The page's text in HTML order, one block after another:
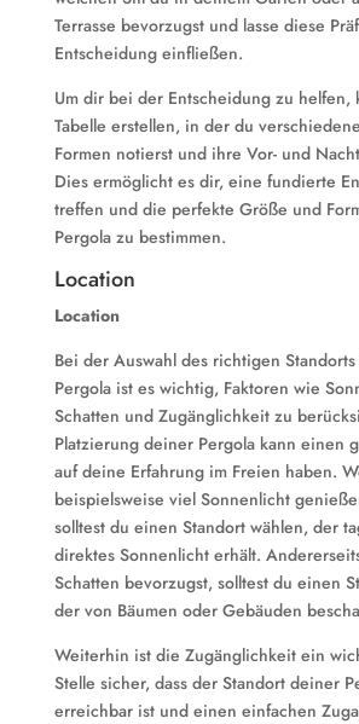
Terrasse bevorzugst und lasse diese
Entscheidung einfließen.
Um dir bei der Entscheidung zu helfen,
Tabelle erstellen, in der du
Formen notierst und ihre Vor- und
Dies ermöglicht es dir, eine fundierte
treffen und die perfekte Größe und
Pergola zu bestimmen.
Location
Location
Bei der Auswahl des richtigen
Pergola ist es wichtig, Faktoren wie
Schatten und Zugänglichkeit zu
Platzierung deiner Pergola kann einen
auf deine Erfahrung im Freien haben.
beispielsweise viel Sonnenlicht
solltest du einen Standort wählen, der
direktes Sonnenlicht erhält.
Schatten bevorzugst, solltest du einen
der von Bäumen oder Gebäuden
Weiterhin ist die Zugänglichkeit ein
Stelle sicher, dass der Standort deiner
erreichbar ist und einen einfachen